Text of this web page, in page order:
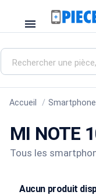
menu
Accueil
MI NOTE
Tous les
Aucun produit